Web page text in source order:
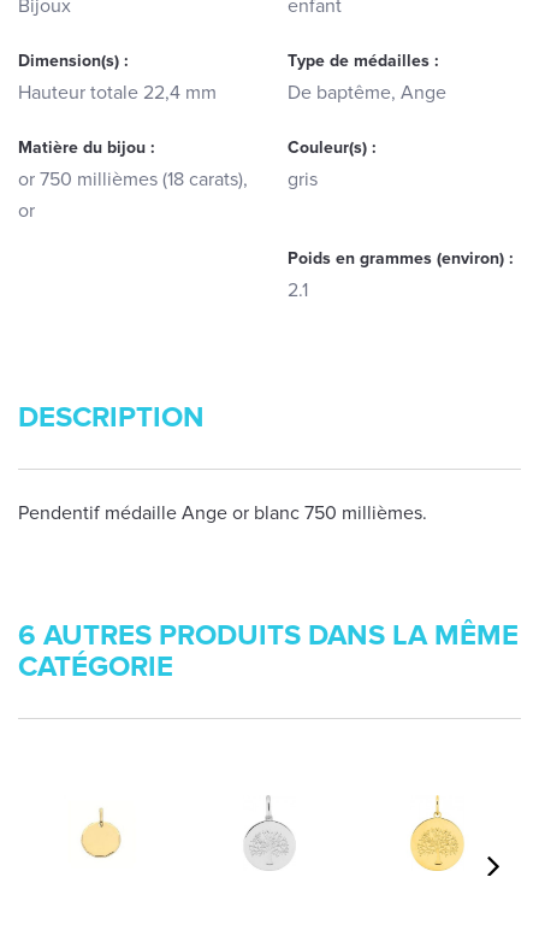
Bijoux enfant
Dimension(s) :
Hauteur totale 22,4 mm
Type de médailles :
De baptême, Ange
Matière du bijou :
or 750 millièmes (18 carats),
or
Couleur(s) :
gris
Poids en grammes (environ) :
2.1
DESCRIPTION
Pendentif médaille Ange or blanc 750 millièmes.
6 AUTRES PRODUITS DANS LA MÊME
CATÉGORIE